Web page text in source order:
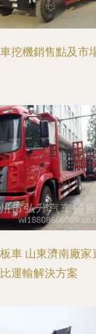
挖機銷售點及市
車 山東濟南廠家
比運輸解決方案